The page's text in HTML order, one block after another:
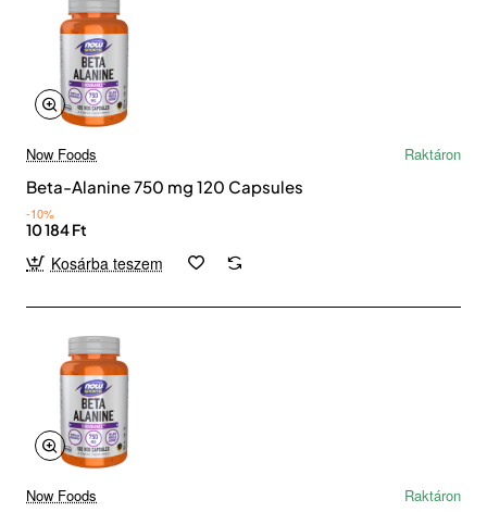
Now Foods
Raktáron
Beta-Alanine 750 mg 120 Capsules
-10%
10 184 Ft
Kosárba teszem
Now Foods
Raktáron